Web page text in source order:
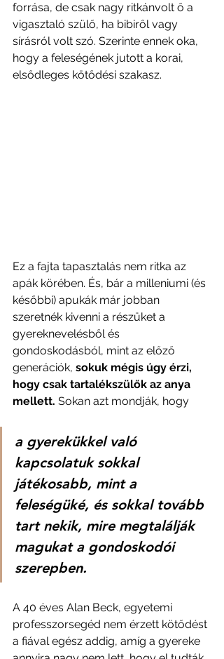
forrása, de csak nagy ritkánvolt ő a
vigasztaló szülő, ha bibiről vagy
sírásról volt szó. Szerinte ennek oka,
hogy a feleségének jutott a korai,
elsődleges kötődési szakasz.
Ez a fajta tapasztalás nem ritka az
apák körében. És, bár a milleniumi (és
későbbi) apukák már jobban
szeretnék kivenni a részüket a
gyereknevelésből és
gondoskodásból, mint az előző
generációk, sokuk mégis úgy érzi,
hogy csak tartalékszülők az anya
mellett. Sokan azt mondják, hogy
a gyerekükkel való
kapcsolatuk sokkal
játékosabb, mint a
feleségüké, és sokkal tovább
tart nekik, mire megtalálják
magukat a gondoskodói
szerepben.
A 40 éves Alan Beck, egyetemi
professzorsegéd nem érzett kötődést
a fiával egész addig, amíg a gyereke